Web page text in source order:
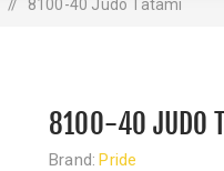
/ 8100-40 Judo Tatami
8100-40 JUDO
Brand: Pride